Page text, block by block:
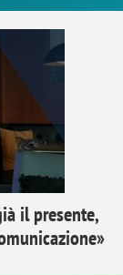
il presente,